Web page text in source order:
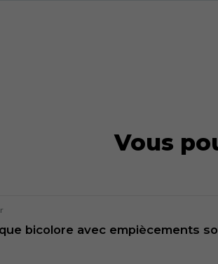
Vous
bicolore avec empiècements